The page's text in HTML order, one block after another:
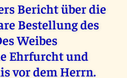
Bericht über die
Bestellung des
Weibes
Ehrfurcht und
vor dem Herrn.